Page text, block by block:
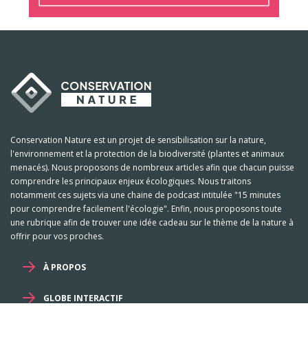
Conservation Nature est un projet de sensibilisation sur la nature,
l'environnement et la protection de la biodiversité (plantes et animaux
menacés). Nous proposons de nombreux articles afin que chacun puisse
comprendre les principaux enjeux écologiques. Nous traitons
notamment ces sujets via une chaine de podcast intitulée "15 minutes
pour comprendre facilement l'écologie". Enfin, nous proposons toute
une rubrique afin de trouver une idée cadeau sur le thème de la nature à
offrir pour vos proches.
À PROPOS
GLOBE INTERACTIF